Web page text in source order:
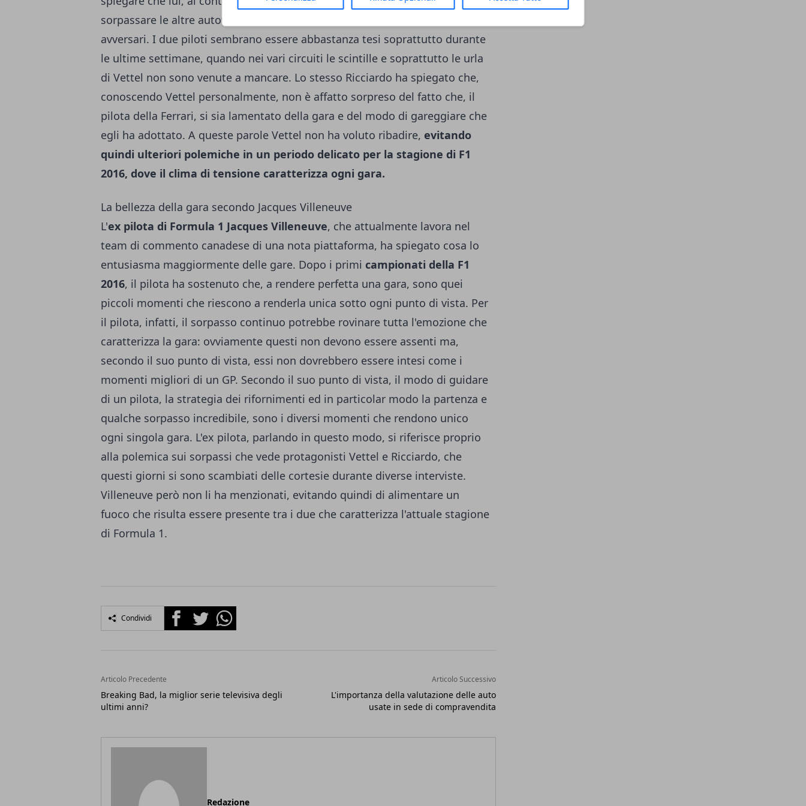
sorpassare le altre autovetture, evitando ovviamente di danneggiare i suoi
avversari. I due piloti sembrano essere abbastanza tesi soprattutto durante
le ultime settimane, quando nei vari circuiti le scintille e soprattutto le urla
di Vettel non sono venute a mancare. Lo stesso Ricciardo ha spiegato che,
conoscendo Vettel personalmente, non è affatto sorpreso del fatto che, il
pilota della Ferrari, si sia lamentato della gara e del modo di gareggiare che
egli ha adottato. A queste parole Vettel non ha voluto ribadire, evitando
quindi ulteriori polemiche in un periodo delicato per la stagione di F1
2016, dove il clima di tensione caratterizza ogni gara.
La bellezza della gara secondo Jacques Villeneuve
L'ex pilota di Formula 1 Jacques Villeneuve, che attualmente lavora nel
team di commento canadese di una nota piattaforma, ha spiegato cosa lo
entusiasma maggiormente delle gare. Dopo i primi campionati della F1
2016, il pilota ha sostenuto che, a rendere perfetta una gara, sono quei
piccoli momenti che riescono a renderla unica sotto ogni punto di vista. Per
il pilota, infatti, il sorpasso continuo potrebbe rovinare tutta l'emozione che
caratterizza la gara: ovviamente questi non devono essere assenti ma,
secondo il suo punto di vista, essi non dovrebbero essere intesi come i
momenti migliori di un GP. Secondo il suo punto di vista, il modo di guidare
di un pilota, la strategia dei rifornimenti ed in particolar modo la partenza e
qualche sorpasso incredibile, sono i diversi momenti che rendono unico
ogni singola gara. L'ex pilota, parlando in questo modo, si riferisce proprio
alla polemica sui sorpassi che vede protagonisti Vettel e Ricciardo, che
questi giorni si sono scambiati delle cortesie durante diverse interviste.
Villeneuve però non li ha menzionati, evitando quindi di alimentare un
fuoco che risulta essere presente tra i due che caratterizza l'attuale stagione
di Formula 1.
Condividi FacebookTwitterWhatsapp
Articolo Precedente
Breaking Bad, la miglior serie televisiva degli
ultimi anni?
Articolo Successivo
L'importanza della valutazione delle auto
usate in sede di compravendita
Redazione